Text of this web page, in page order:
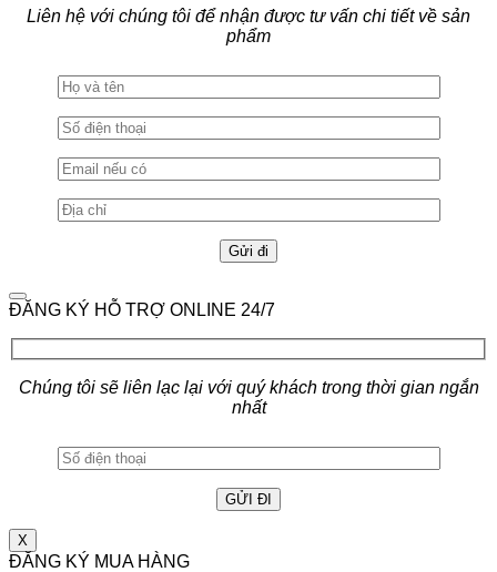
Liên hệ với chúng tôi để nhận được tư vấn chi tiết về sản
phẩm
ĐĂNG KÝ HỖ TRỢ ONLINE 24/7
Chúng tôi sẽ liên lạc lại với quý khách trong thời gian ngắn
nhất
X
ĐĂNG KÝ MUA HÀNG